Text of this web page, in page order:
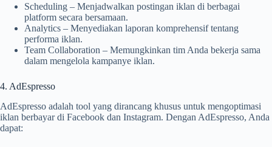
Scheduling – Menjadwalkan postingan iklan di berbagai
platform secara bersamaan.
Analytics – Menyediakan laporan komprehensif tentang
performa iklan.
Team Collaboration – Memungkinkan tim Anda bekerja sama
dalam mengelola kampanye iklan.
4. AdEspresso
AdEspresso adalah tool yang dirancang khusus untuk mengoptimasi
iklan berbayar di Facebook dan Instagram. Dengan AdEspresso, Anda
dapat: